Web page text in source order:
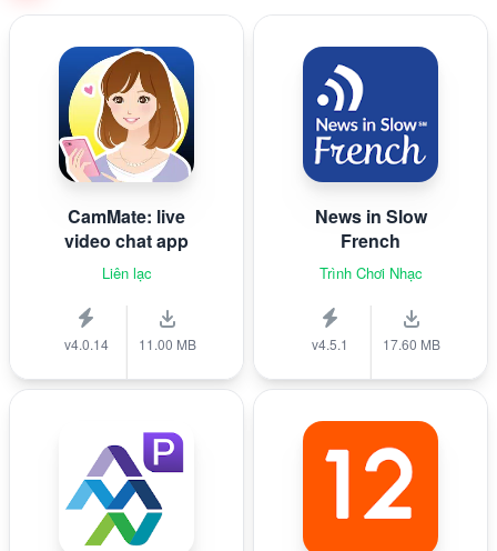
CamMate: live
video chat app
Liên lạc
v4.0.14 11.00 MB
News in Slow
French
Trình Chơi Nhạc
v4.5.1 17.60 MB